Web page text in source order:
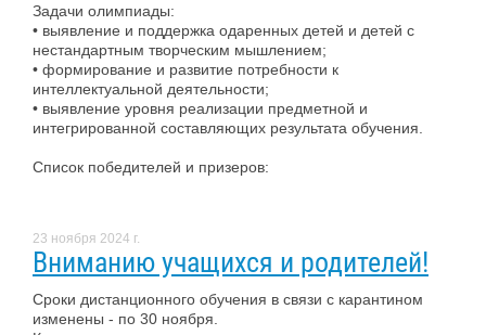
Задачи олимпиады:
• выявление и поддержка одаренных детей и детей с
нестандартным творческим мышлением;
• формирование и развитие потребности к
интеллектуальной деятельности;
• выявление уровня реализации предметной и
интегрированной составляющих результата обучения.
Список победителей и призеров:
23 ноября 2024 г.
Вниманию учащихся и родителей!
Сроки дистанционного обучения в связи с карантином
изменены - по 30 ноября.